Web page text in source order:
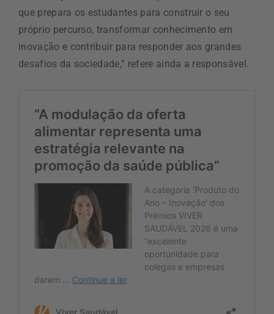
que prepara os estudantes para construir o seu
próprio percurso, transformar conhecimento em
inovação e contribuir para responder aos grandes
desafios da sociedade,” refere ainda a responsável.